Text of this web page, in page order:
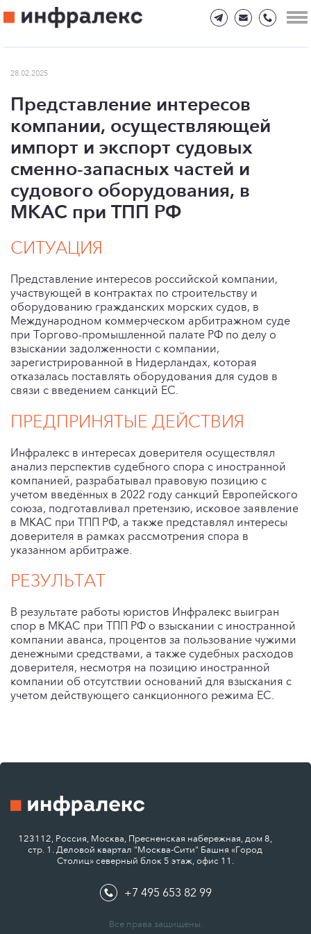
28.02.2025
Представление интересов
компании, осуществляющей
импорт и экспорт судовых
сменно-запасных частей и
судового оборудования, в
МКАС при ТПП РФ
СИТУАЦИЯ
Представление интересов российской компании,
участвующей в контрактах по строительству и
оборудованию гражданских морских судов, в
Международном коммерческом арбитражном суде
при Торгово-промышленной палате РФ по делу о
взыскании задолженности с компании,
зарегистрированной в Нидерландах, которая
отказалась поставлять оборудования для судов в
связи с введением санкций ЕС.
ПРЕДПРИНЯТЫЕ ДЕЙСТВИЯ
Инфралекс в интересах доверителя осуществлял
анализ перспектив судебного спора с иностранной
компанией, разрабатывал правовую позицию с
учетом введённых в 2022 году санкций Европейского
союза, подготавливал претензию, исковое заявление
в МКАС при ТПП РФ, а также представлял интересы
доверителя в рамках рассмотрения спора в
указанном арбитраже.
РЕЗУЛЬТАТ
В результате работы юристов Инфралекс выигран
спор в МКАС при ТПП РФ о взыскании с иностранной
компании аванса, процентов за пользование чужими
денежными средствами, а также судебных расходов
доверителя, несмотря на позицию иностранной
компании об отсутствии оснований для взыскания с
учетом действующего санкционного режима ЕС.
123112, Россия, Москва, Пресненская набережная, дом 8,
стр. 1. Деловой квартал "Москва-Сити" Башня «Город
Столиц» северный блок 5 этаж, офис 11.
+7 495 653 82 99
Все права защищены.